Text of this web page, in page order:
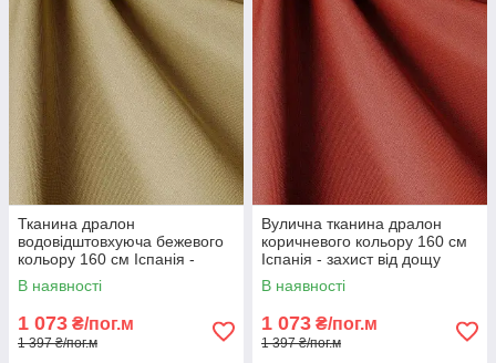
Тканина дралон
водовідштовхуюча бежевого
кольору 160 см Іспанія -
вуличний акрил
В наявності
1 073 ₴/пог.м
1 397 ₴/пог.м
Вулична тканина дралон
коричневого кольору 160 см
Іспанія - захист від дощу
В наявності
1 073 ₴/пог.м
1 397 ₴/пог.м